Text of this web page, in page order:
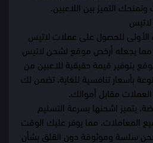
التميز بين اللاعبين.
للحصول على عملات لاتيس
مما يجعله أرخص موقع لشحن لاتيس
بتوفير قيمة حقيقية للاعبين من
بأسعار تنافسية للغاية، تضمن لك
مقابل أموالك.
يتميز اشحنها بسرعة التسليم
المعاملات، مما يوفر عليك الوقت
سلسة وموثوقة دون القلق بشأن